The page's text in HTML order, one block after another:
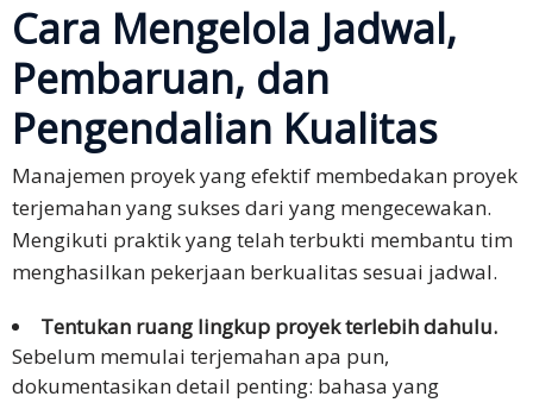
Cara Mengelola Jadwal,
Pembaruan, dan
Pengendalian Kualitas
Manajemen proyek yang efektif membedakan proyek
terjemahan yang sukses dari yang mengecewakan.
Mengikuti praktik yang telah terbukti membantu tim
menghasilkan pekerjaan berkualitas sesuai jadwal.
Tentukan ruang lingkup proyek terlebih dahulu.
Sebelum memulai terjemahan apa pun,
dokumentasikan detail penting: bahasa yang